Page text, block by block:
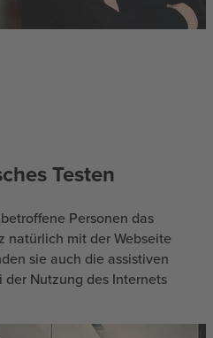
Testen
Personen das
natürlich mit der Webseite
sie auch die assistiven
Nutzung des Internets